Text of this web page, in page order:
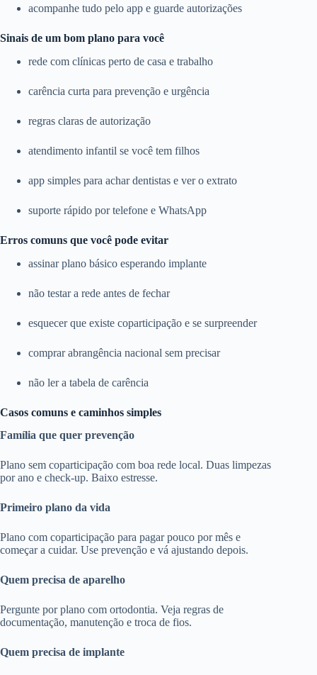
acompanhe tudo pelo app e guarde autorizações
Sinais de um bom plano para você
rede com clínicas perto de casa e trabalho
carência curta para prevenção e urgência
regras claras de autorização
atendimento infantil se você tem filhos
app simples para achar dentistas e ver o extrato
suporte rápido por telefone e WhatsApp
Erros comuns que você pode evitar
assinar plano básico esperando implante
não testar a rede antes de fechar
esquecer que existe coparticipação e se surpreender
comprar abrangência nacional sem precisar
não ler a tabela de carência
Casos comuns e caminhos simples
Família que quer prevenção
Plano sem coparticipação com boa rede local. Duas limpezas
por ano e check-up. Baixo estresse.
Primeiro plano da vida
Plano com coparticipação para pagar pouco por mês e
começar a cuidar. Use prevenção e vá ajustando depois.
Quem precisa de aparelho
Pergunte por plano com ortodontia. Veja regras de
documentação, manutenção e troca de fios.
Quem precisa de implante